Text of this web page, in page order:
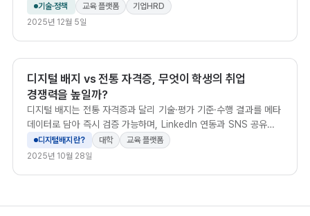
기술·정책 교육 플랫폼
기업HRD
2025년 12월 5일
디지털 배지 vs 전통 자격증, 무엇이 학생의 취업
경쟁력을 높일까?
디지털 배지는 전통 자격증과 달리 기술·평가 기준·수행 결과를 메타
데이터로 담아 즉시 검증 가능하며, LinkedIn 연동과 SNS 공유를
통해 수료생의 취업 노출도와 채용 신뢰도를 높입니다.
디지털배지란? 대학
교육 플랫폼
2025년 10월 28일